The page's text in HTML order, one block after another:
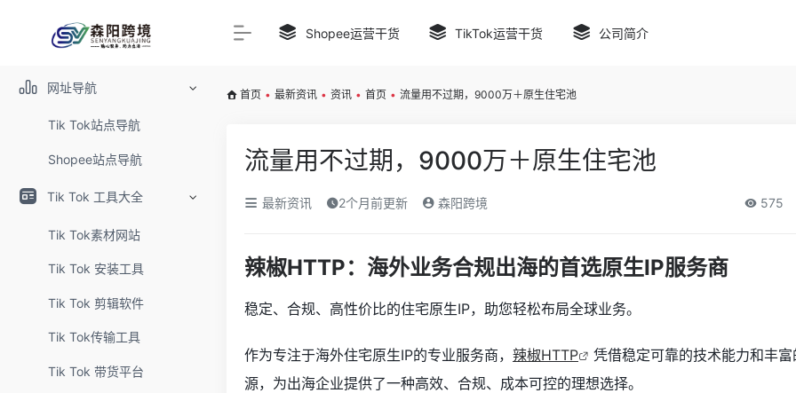
网址导航
Tik Tok站点导航
Shopee站点导航
Tik Tok 工具大全
Tik Tok素材网站
Tik Tok 安装工具
Tik Tok 剪辑软件
Tik Tok传输工具
Tik Tok 带货平台
Shopee运营干货 TikTok运营干货 公司简介
首页 • 最新资讯 • 资讯 • 首页 • 流量用不过期，9000万＋原生住宅池
流量用不过期，9000万＋原生住宅池
最新资讯 2个月前更新 森阳跨境 575
辣椒HTTP：海外业务合规出海的首选原生IP服务商
稳定、合规、高性价比的住宅原生IP，助您轻松布局全球业务。
作为专注于海外住宅原生IP的专业服务商， 辣椒HTTP
凭借稳定可靠的技术能力和丰富
源，为出海企业提供了一种高效、合规、成本可控的理想选择。